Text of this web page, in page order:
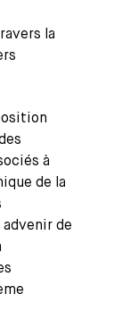
la
à
de la
de